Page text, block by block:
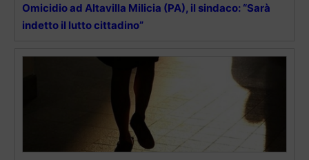
Omicidio ad Altavilla Milicia (PA), il sindaco: “Sarà
indetto il lutto cittadino”